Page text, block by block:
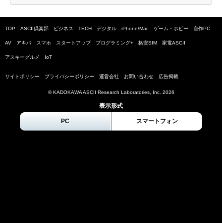
TOP ASCII倶楽部 ビジネス TECH デジタル iPhone/Mac ゲーム・ホビー 自作PC
AV アキバ スマホ スタートアップ プログラミング+ 格安SIM 家電ASCII
アスキーグルメ IoT
サイトポリシー プライバシーポリシー 運営会社 お問い合わせ 広告掲載
© KADOKAWA ASCII Research Laboratories, Inc. 2026
表示形式
PC スマートフォン